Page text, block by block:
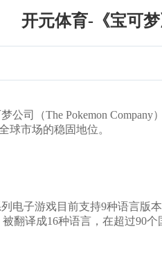
开元体育-《宝可
司（The Pokemon Company
球市场的稳固地位。
游戏目前支持9种语言版本
翻译成16种语言，在超过90